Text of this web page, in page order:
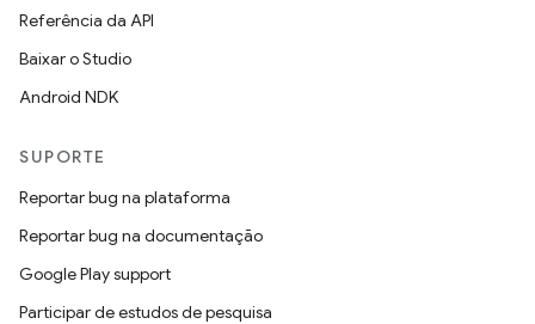
Referência da API
Baixar o Studio
Android NDK
SUPORTE
Reportar bug na plataforma
Reportar bug na documentação
Google Play support
Participar de estudos de pesquisa